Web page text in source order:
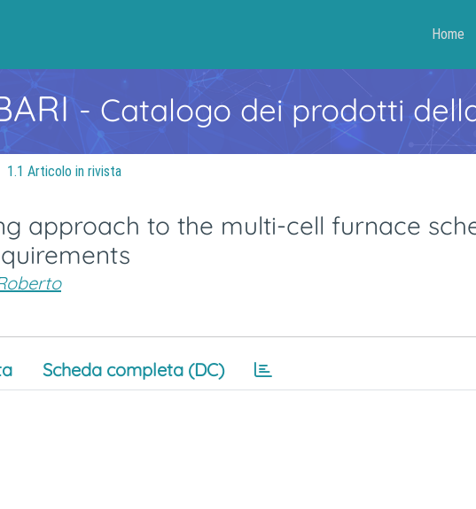
Home
- Catalogo dei prodotti
1.1 Articolo in rivista
approach to the multi-cell furnace
Scheda completa (DC)